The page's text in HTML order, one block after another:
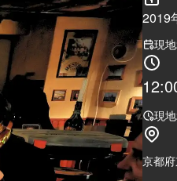
2019
現地
現地
京都